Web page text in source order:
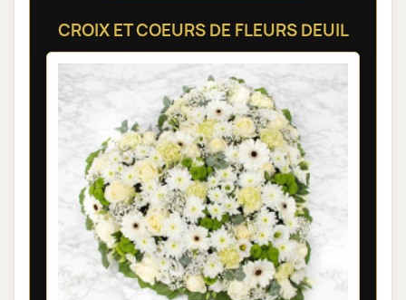
CROIX ET COEURS DE FLEURS DEUIL